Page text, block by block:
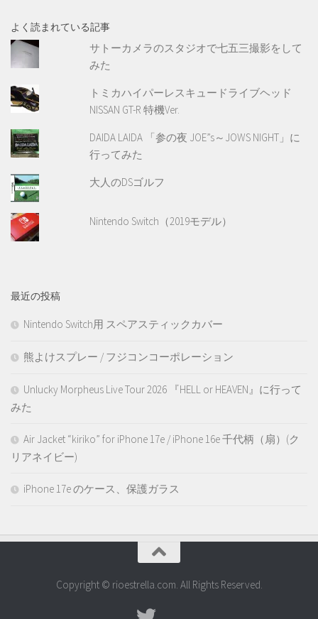
よく読まれている記事
サトーカメラのスタジオで七五三撮影をして
みた
トミカハイパーレスキュードライブヘッド
NISSAN GT-R 特機Ver.
DAIDA LAIDA 「参の夜 JOE”s～JOWS NIGHT」に
行ってみた
大人のDSゴルフ
Nintendo Switch（2019モデル）
最近の投稿
Nintendo Switch用 スペアスティックカバー
熊よけスプレー / フジコンコーポレーション
Unlucky Morpheus Live Tour 2026 『HELL or HEAVEN』に行って
みた
Air Jacket “kiriko” for iPhone 17e / iPhone 16e 千代柄（扇）(ク
リアネイビー)
iPhone 17e のケース、保護ガラス
Copyright © rioestrella.com. All Rights Reserved.